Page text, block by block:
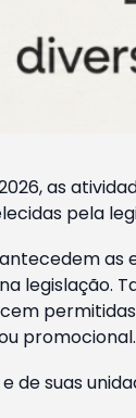
as
pela
as
legislação.
promocional.
de suas